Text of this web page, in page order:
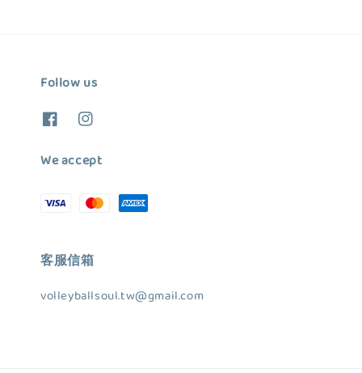
Follow us
We accept
客服信箱
volleyballsoul.tw@gmail.com